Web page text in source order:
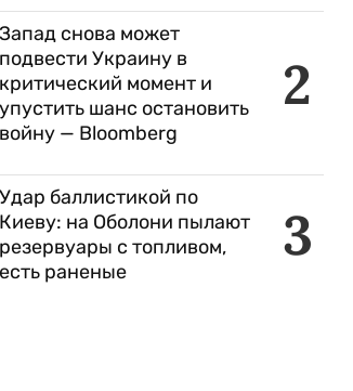
2
Запад снова может
подвести Украину в
критический момент и
упустить шанс остановить
войну — Bloomberg
3
Удар баллистикой по
Киеву: на Оболони пылают
резервуары с топливом,
есть раненые